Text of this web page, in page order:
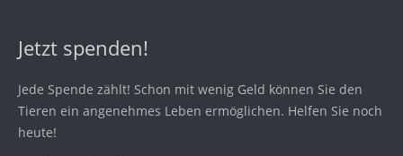
Jetzt spenden!
Jede Spende zählt! Schon mit wenig Geld können Sie den
Tieren ein angenehmes Leben ermöglichen. Helfen Sie noch
heute!